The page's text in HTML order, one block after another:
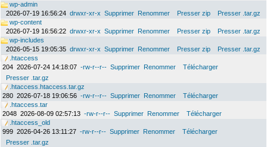
wp-admin
2026-07-19 16:56:24 drwxr-xr-x Supprimer Renommer Presser zip
Presser .tar.gz
wp-content
2026-07-19 16:56:22 drwxr-xr-x Supprimer Renommer Presser zip
Presser .tar.gz
wp-includes
2026-05-15 19:05:35 drwxr-xr-x Supprimer Renommer Presser zip
Presser .tar.gz
.htaccess
204 2026-07-24 14:18:07 -rw-r--r-- Supprimer Renommer
Télécharger
Presser .tar.gz
.htaccess.htaccess.tar.gz
280 2026-07-18 19:06:56 -rw-r--r-- Supprimer Renommer
Télécharger
.htaccess.tar
2048 2026-08-09 02:57:13 -rw-r--r-- Supprimer Renommer
Télécharger
.htaccess_old
999 2026-04-26 13:11:27 -rw-r--r-- Supprimer Renommer
Télécharger
Presser .tar.gz